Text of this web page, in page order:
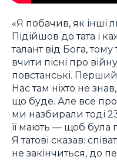
«Я побачив, як інші
Підійшов до тата і
талант від Бога,
вчити пісні про
повстанські.
Нас там ніхто не
що буде. Але все
ми назбирали тоді
її мають — щоб була
Я татові сказав:
не закінчиться, до